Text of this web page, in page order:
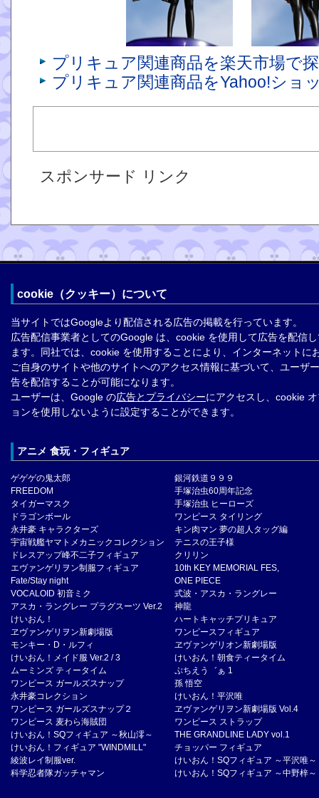
プリキュア関連商品を楽天市場で
プリキュア関連商品をYahoo!ショ
スポンサード リンク
cookie（クッキー）について
当サイトではGoogleより配信される広告の掲載を行っています。
広告配信事業者としてのGoogle は、cookie を使用して広告を配信
ます。同社では、cookie を使用することにより、インターネットに
ご自身のサイトや他のサイトへのアクセス情報に基づいて、ユーザ
告を配信することが可能になります。
ユーザーは、Google の広告とプライバシーにアクセスし、cookie
ョンを使用しないように設定することができます。
アニメ 食玩・フィギュア
ゲゲゲの鬼太郎
銀河鉄道９９９
FREEDOM
手塚治虫60周年記念
タイガーマスク
手塚治虫 ヒーローズ
ドラゴンボール
ワンピース タイリング
永井豪 キャラクターズ
キン肉マン 夢の超人タッグ編
宇宙戦艦ヤマトメカニックコレクション
テニスの王子様
ドレスアップ峰不二子フィギュア
クリリン
エヴァンゲリヲン制服フィギュア
10th KEY MEMORIAL FES,
Fate/Stay night
ONE PIECE
VOCALOID 初音ミク
式波・アスカ・ラングレー
アスカ・ラングレー プラグスーツ Ver.2
神龍
けいおん！
ハートキャッチプリキュア
ヱヴァンゲリヲン新劇場版
ワンピースフィギュア
モンキー・D・ルフィ
ヱヴァンゲリオン新劇場版
けいおん！メイド服 Ver.2 / 3
けいおん！朝食ティータイム
ムーミンズ ティータイム
ぷちえう゛ぁ 1
ワンピース ガールズスナップ
孫 悟空
永井豪コレクション
けいおん！平沢唯
ワンピース ガールズスナップ２
ヱヴァンゲリヲン新劇場版 Vol.4
ワンピース 麦わら海賊団
ワンピース ストラップ
けいおん！SQフィギュア ～秋山澪～
THE GRANDLINE LADY vol.1
けいおん！フィギュア "WINDMILL"
チョッパー フィギュア
綾波レイ制服ver.
けいおん！SQフィギュア ～平沢唯～
科学忍者隊ガッチャマン
けいおん！SQフィギュア ～中野梓～